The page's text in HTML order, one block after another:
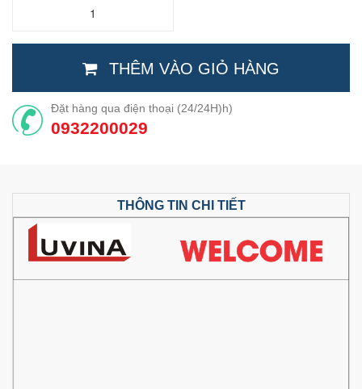
THÊM VÀO GIỎ HÀNG
Đặt hàng qua điện thoại (24/24H)h)
0932200029
THÔNG TIN CHI TIẾT